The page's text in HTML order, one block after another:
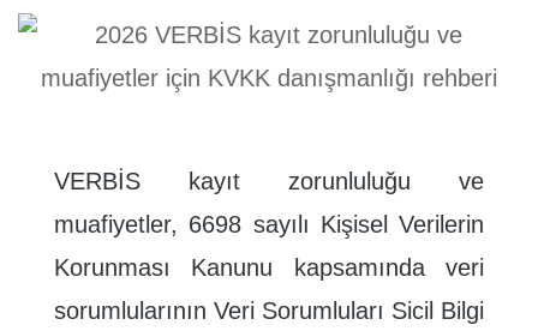
VERBİS kayıt zorunluluğu ve
muafiyetler, 6698 sayılı Kişisel Verilerin
Korunması Kanunu kapsamında veri
sorumlularının Veri Sorumluları Sicil Bilgi